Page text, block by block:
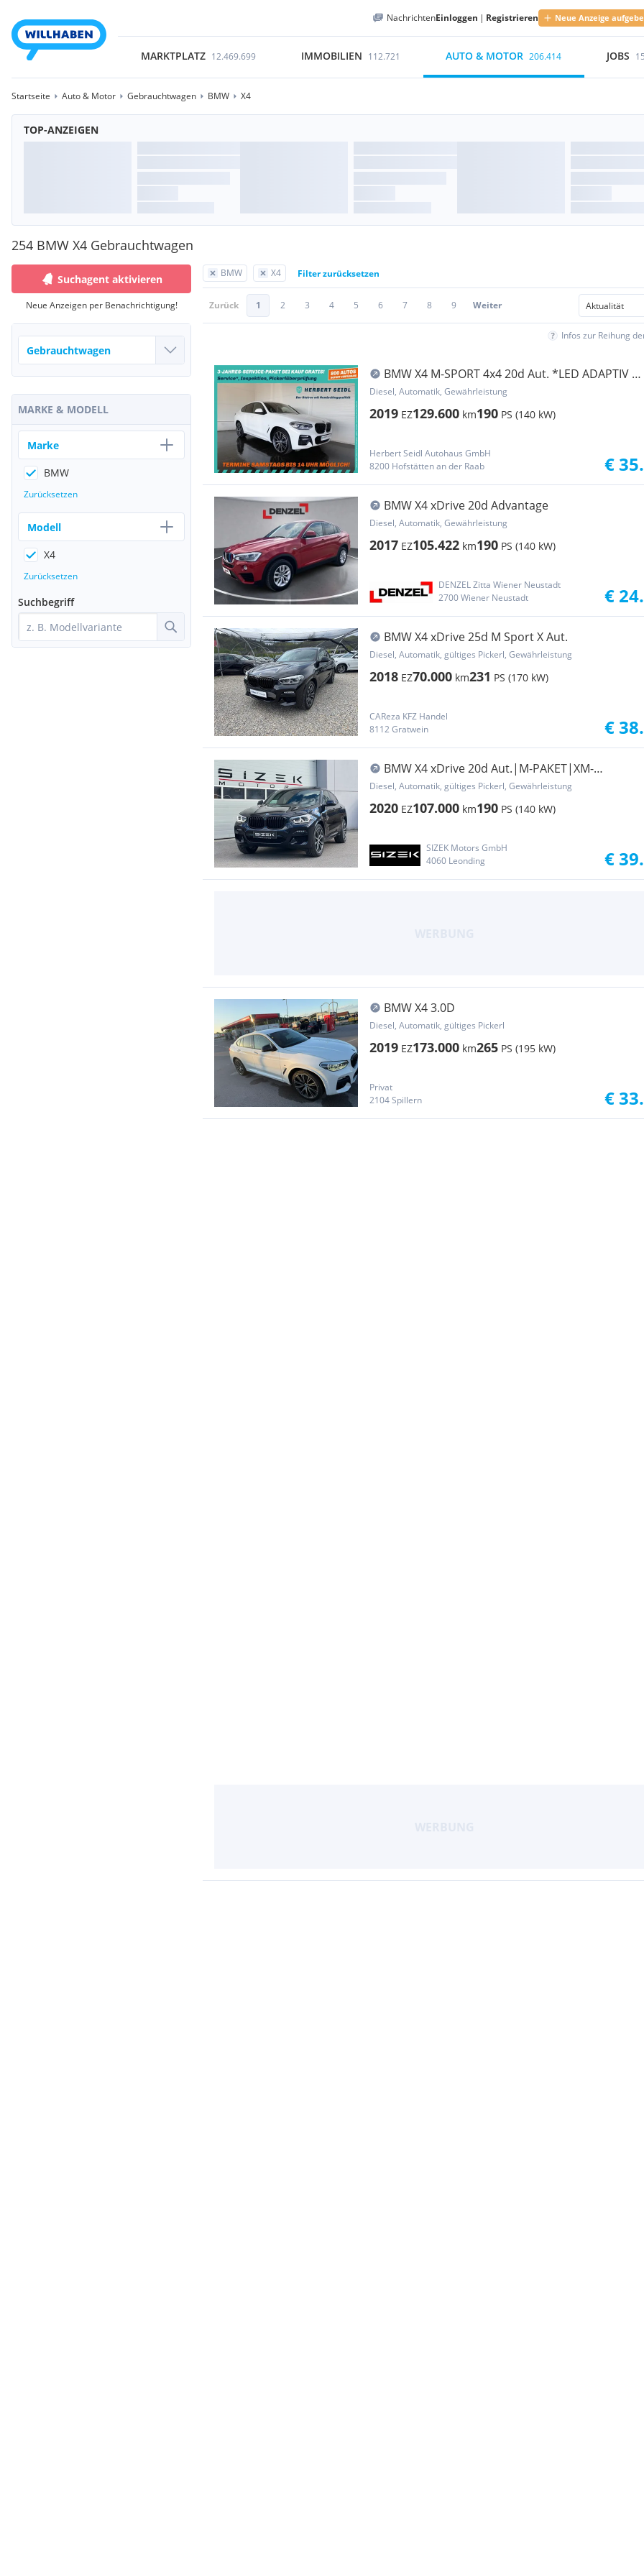
NachrichtenEinloggen | Registrieren Neue Anzeige
MARKTPLATZ 12.469.699 IMMOBILIEN 112.721 AUTO & MOTOR 206.414 JOBS
Startseite Auto & Motor Gebrauchtwagen BMW X4
TOP-ANZEIGEN
254 BMW X4 Gebrauchtwagen
BMW X4 Filter zurücksetzen
Zurück 1 2 3 4 5 6 7 8 9 Weiter
Infos zur Reihung
BMW X4 M-SPORT 4x4 20d Aut. *LED ADAPTIV /
LEDER / ...
Diesel, Automatik, Gewährleistung
2019 EZ129.600 km190 PS (140 kW)
Herbert Seidl Autohaus GmbH
8200 Hofstätten an der Raab
€
BMW X4 xDrive 20d Advantage
Diesel, Automatik, Gewährleistung
2017 EZ105.422 km190 PS (140 kW)
DENZEL Zitta Wiener Neustadt
2700 Wiener Neustadt
€
BMW X4 xDrive 25d M Sport X Aut.
Diesel, Automatik, gültiges Pickerl, Gewährleistung
2018 EZ70.000 km231 PS (170 kW)
CAReza KFZ Handel
8112 Gratwein
€
BMW X4 xDrive 20d Aut.|M-PAKET|XM-
SITZE|PANO|RFK|ACC
Diesel, Automatik, gültiges Pickerl, Gewährleistung
2020 EZ107.000 km190 PS (140 kW)
SIZEK Motors GmbH
4060 Leonding
€
BMW X4 3.0D
Diesel, Automatik, gültiges Pickerl
2019 EZ173.000 km265 PS (195 kW)
Privat
2104 Spillern
€
Suchagent aktivieren
Neue Anzeigen per Benachrichtigung!
MARKE & MODELL
Marke
BMW
Zurücksetzen
Modell
X4
Zurücksetzen
Suchbegriff